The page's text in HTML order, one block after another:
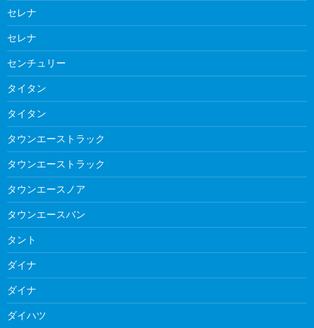
セレナ
セレナ
センチュリー
タイタン
タイタン
タウンエーストラック
タウンエーストラック
タウンエースノア
タウンエースバン
タント
ダイナ
ダイナ
ダイハツ